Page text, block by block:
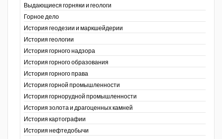
Выдающиеся горняки и геологи
Горное дело
История геодезии и маркшейдерии
История геологии
История горного надзора
История горного образования
История горного права
История горной промышленности
История горнорудной промышленности
История золота и драгоценных камней
История картографии
История нефтедобычи